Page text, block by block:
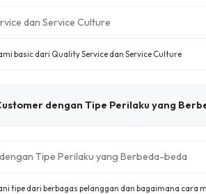
dan Service Culture
basic dari Quality Service dan Service Culture
dengan Tipe Perilaku yang
Tipe Perilaku yang Berbeda-beda
tipe dari berbagas pelanggan dan bagaimana cara